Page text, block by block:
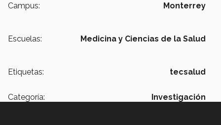
Campus:
Monterrey
Escuelas: Medicina y Ciencias de la Salud
Etiquetas: tecsalud
Categoría: Investigación